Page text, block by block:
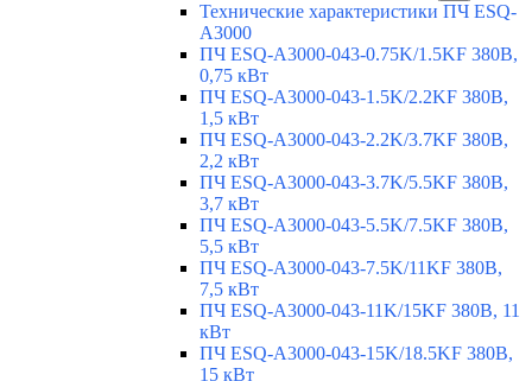
Технические характеристики ПЧ ESQ-
A3000
ПЧ ESQ-A3000-043-0.75K/1.5KF 380В,
0,75 кВт
ПЧ ESQ-A3000-043-1.5K/2.2KF 380В,
1,5 кВт
ПЧ ESQ-A3000-043-2.2K/3.7KF 380В,
2,2 кВт
ПЧ ESQ-A3000-043-3.7K/5.5KF 380В,
3,7 кВт
ПЧ ESQ-A3000-043-5.5K/7.5KF 380В,
5,5 кВт
ПЧ ESQ-A3000-043-7.5K/11KF 380В,
7,5 кВт
ПЧ ESQ-A3000-043-11K/15KF 380В, 11
кВт
ПЧ ESQ-A3000-043-15K/18.5KF 380В,
15 кВт